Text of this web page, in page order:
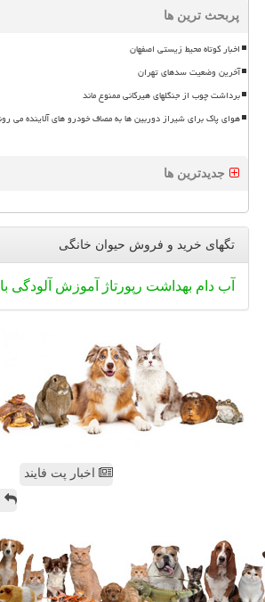
پربحث ترین ها
اخبار کوتاه محیط زیستی اصفهان
آخرین وضعیت سدهای تهران
برداشت چوب از جنگلهای هیرکانی ممنوع ماند
هوای پاک برای شیراز دوربین ها به مصاف خودرو های آلاینده می
جدیدترین ها
تگهای خرید و فروش حیوان خانگی
آب دام بهداشت رپورتاژ آموزش آلودگی
اخبار پت فایند